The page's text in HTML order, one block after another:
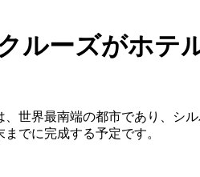
ルーズがホテ
世界最南端の都市であり、シ
でに完成する予定です。